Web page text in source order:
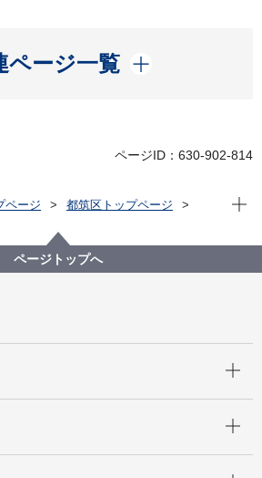
ページ一覧
開く
ページID：630-902-814
ページ
都筑区トップページ
区長です！ バックナンバー年度別（旧
スつづき）
現在
ページトップへ